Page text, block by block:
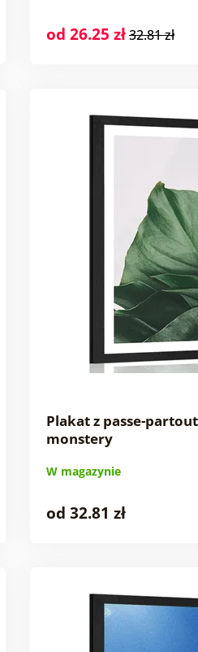
od 26.25 zł32.81 zł
Plakat z passe-
monstery
W magazynie
od 32.81 zł